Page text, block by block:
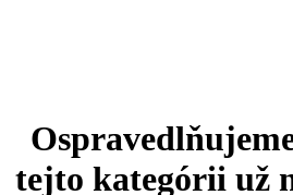
tejto kategórii už